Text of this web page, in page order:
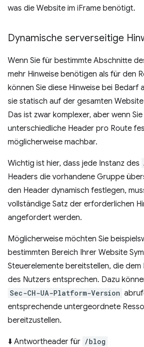
was die Website im iFrame benötigt.
Dynamische serverseitige
Wenn Sie für bestimmte Abschnitte
mehr Hinweise benötigen als für den
können Sie diese Hinweise bei
sie statisch auf der gesamten
Das ist zwar komplexer, aber wenn
unterschiedliche Header pro Route
möglicherweise machbar.
Wichtig ist hier, dass jede Instanz des
Headers die vorhandene Gruppe
den Header dynamisch festlegen,
vollständige Satz der erforderlichen
angefordert werden.
Möglicherweise möchten Sie
bestimmten Bereich Ihrer Website
Steuerelemente bereitstellen, die dem
des Nutzers entsprechen. Dazu
Sec-CH-UA-Platform-Version
entsprechende untergeordnete
bereitzustellen.
⬇️ Antwortheader für /blog